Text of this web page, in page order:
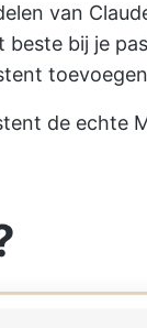
van
bij je
de echte